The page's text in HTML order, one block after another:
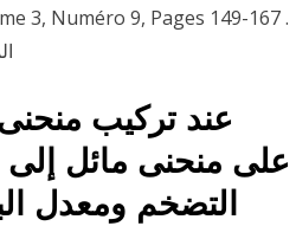
عند تركيب منحنى
على منحنى مائل إلى
التضخم ومعدل